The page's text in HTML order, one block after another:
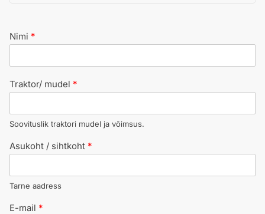
Nimi *
Traktor/ mudel *
Soovituslik traktori mudel ja võimsus.
Asukoht / sihtkoht *
Tarne aadress
E-mail *